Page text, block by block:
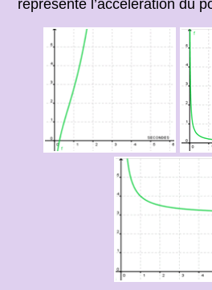
représente l’accélération du